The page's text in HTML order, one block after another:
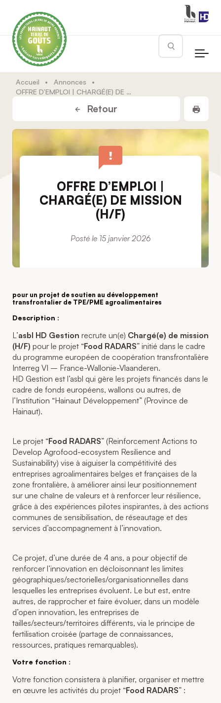
Rechercher
Accueil • Annonces
•
OFFRE D’EMPLOI | CHARGÉ(E) DE MISSION (H/F)
Retour
OFFRE D’EMPLOI |
CHARGÉ(E) DE MISSION
(H/F)
Posté le 15 janvier 2026
pour un projet de soutien au développement
transfrontalier de TPE/PME agroalimentaires
Description :
L’asbl HD Gestion recrute un(e) Chargé(e) de mission
(H/F) pour le projet “Food RADARS” initié dans le cadre
du programme européen de coopération transfrontalière
Interreg VI – France-Wallonie-Vlaanderen.
HD Gestion est l’asbl qui gère les projets financés dans le
cadre de fonds européens, wallons ou autres, de
l’Institution “Hainaut Développement” (Province de
Hainaut).
Le projet “Food RADARS” (Reinforcement Actions to
Develop Agrofood-ecosystem Resilience and
Sustainability) vise à aiguiser la compétitivité des
entreprises agroalimentaires belges et françaises de la
zone frontalière, à améliorer ainsi leur positionnement
sur une chaîne de valeurs et à renforcer leur résilience,
grâce à des expériences pilotes inspirantes, à des actions
communes de sensibilisation, de réseautage et des
services d’accompagnement à l’innovation.
Ce projet, d’une durée de 4 ans, a pour objectif de
renforcer l’innovation en décloisonnant les limites
géographiques/sectorielles/organisationnelles dans
lesquelles les entreprises évoluent. Le but est, entre
autres, de rapprocher et faire évoluer, dans un modèle
d’open innovation, les entreprises de
tailles/secteurs/territoires différents, via le principe de
fertilisation croisée (partage de connaissances,
ressources, pratiques remarquables).
Votre fonction :
Votre fonction consistera à planifier, organiser et mettre
en œuvre les activités du projet “Food RADARS” :